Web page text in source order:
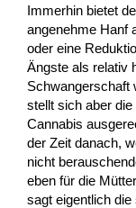
Immerhin bietet
angenehme Hanf
oder eine
Ängste als relativ
Schwangerschaft
stellt sich aber
Cannabis
der Zeit danach,
nicht
eben für die
sagt eigentlich die